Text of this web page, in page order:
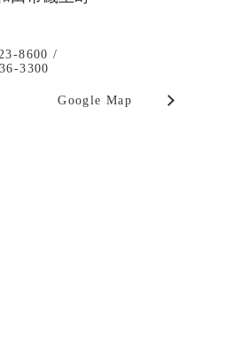
8600 /
3300
Google Map